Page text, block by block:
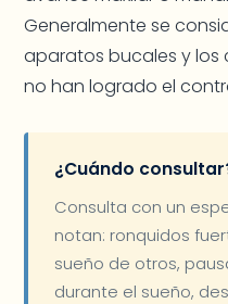
Generalmente se
aparatos bucales y los
no han logrado el
¿Cuándo
Consulta con un
notan: ronquidos
sueño de otros,
durante el sueño,